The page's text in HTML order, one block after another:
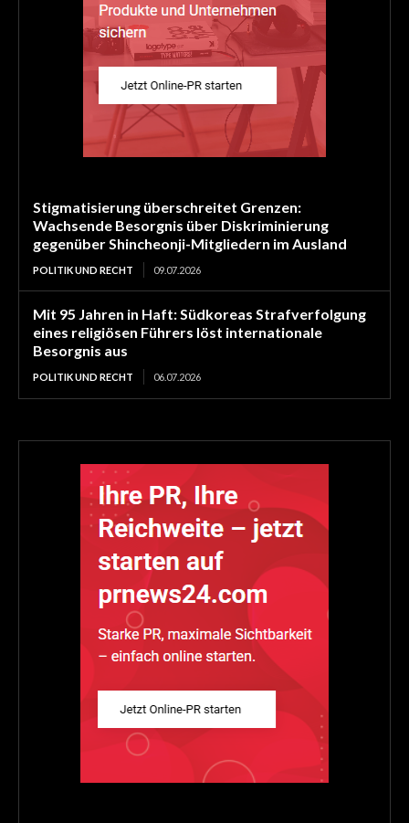
Stigmatisierung überschreitet Grenzen:
Wachsende Besorgnis über Diskriminierung
gegenüber Shincheonji-Mitgliedern im Ausland
POLITIK UND RECHT 09.07.2026
Mit 95 Jahren in Haft: Südkoreas Strafverfolgung
eines religiösen Führers löst internationale
Besorgnis aus
POLITIK UND RECHT 06.07.2026